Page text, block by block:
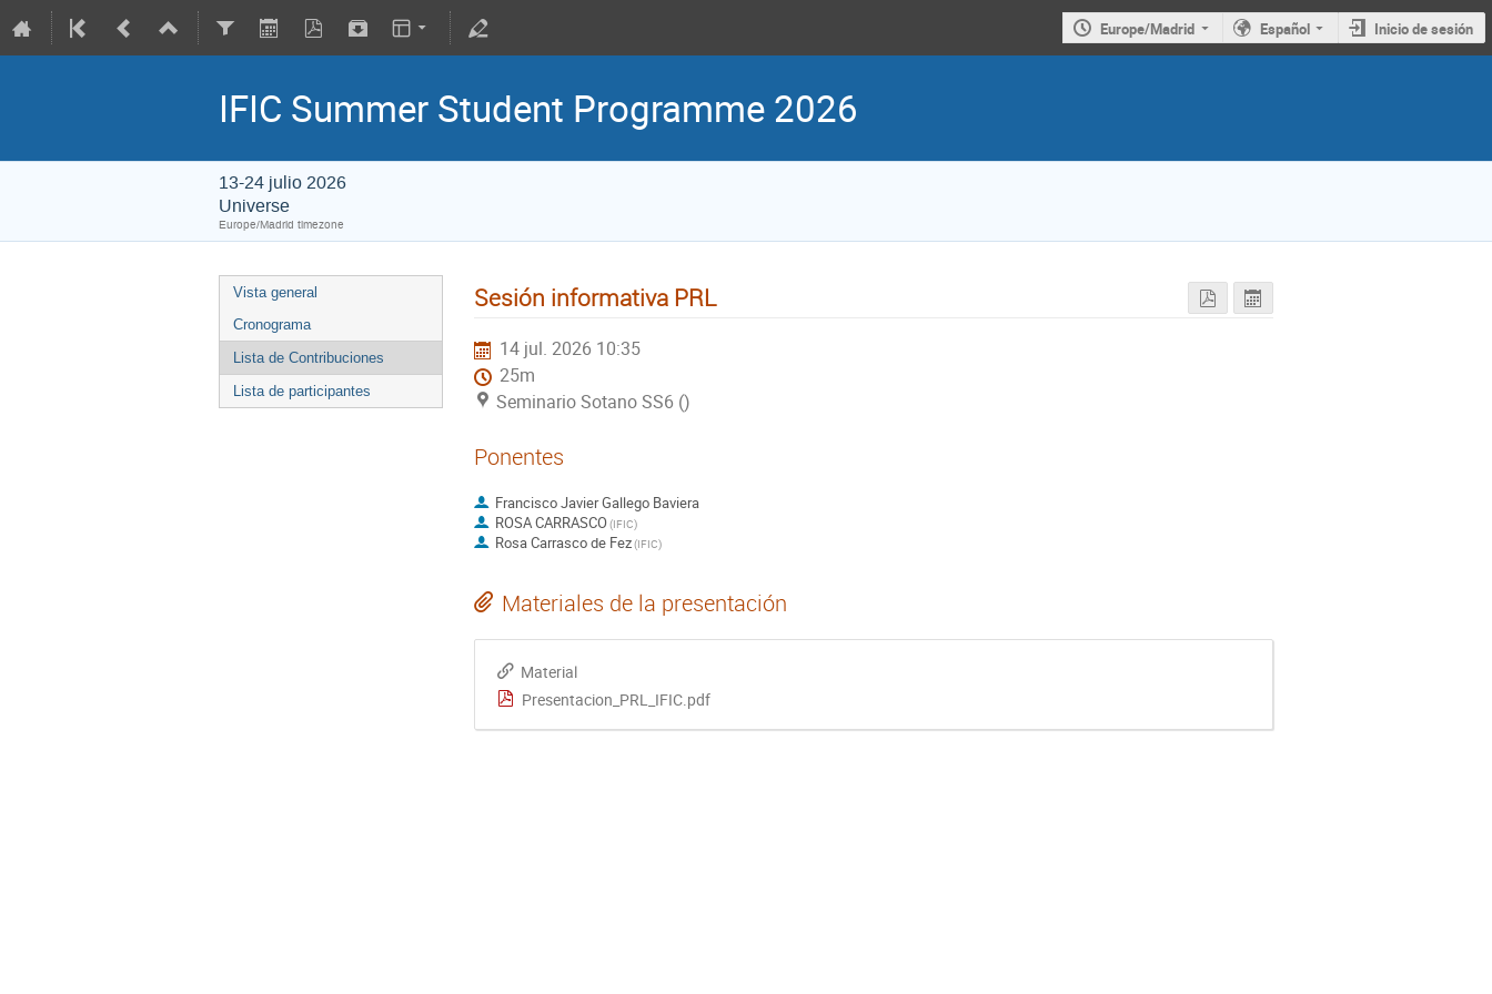
Europe/Madrid Español Inicio de sesión
IFIC Summer Student Programme 2026
13-24 julio 2026
Universe
Europe/Madrid timezone
Vista general
Cronograma
Lista de Contribuciones
Lista de participantes
Sesión informativa PRL
14 jul. 2026 10:35
25m
Seminario Sotano SS6 ()
Ponentes
Francisco Javier Gallego Baviera
ROSA CARRASCO(IFIC)
Rosa Carrasco de Fez(IFIC)
Materiales de la presentación
Material
Presentacion_PRL_IFIC.pdf